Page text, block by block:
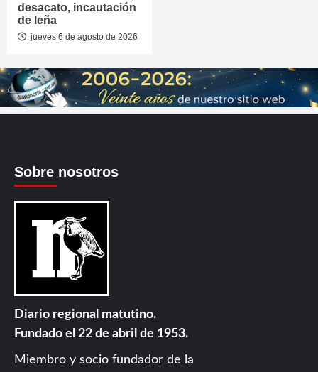
desacato, incautación
de leña
jueves 6 de agosto de 2026
Sobre nosotros
Diario regional matutino.
Fundado el 22 de abril de 1953.
Miembro y socio fundador de la